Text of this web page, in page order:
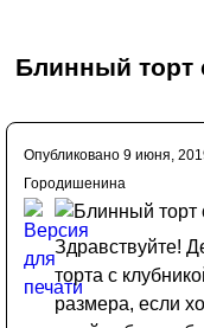
Блинный торт
Опубликовано 9 июня,
Городишенина
Здравствуйте!
торта с
размера, если